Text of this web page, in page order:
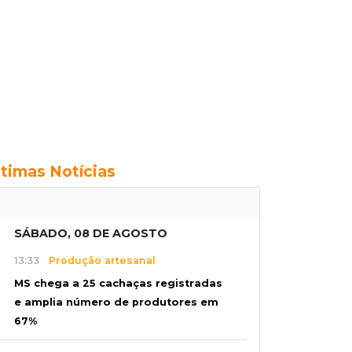
Notícias
SÁBADO, 08 DE AGOSTO
13:33 Produção artesanal
MS chega a 25 cachaças registradas
e amplia número de produtores em
67%